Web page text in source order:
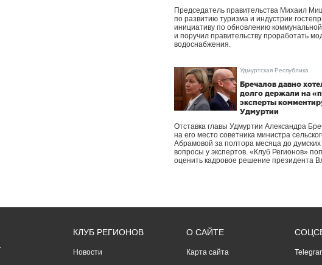
Председатель правительства Михаил
по развитию туризма и индустрии
инициативу по обновлению
и поручил правительству проработать
водоснабжения.
Удмуртская Республика
Бречалов давно
долго держали на
эксперты
Удмуртии
Отставка главы Удмуртии Александра
на его место советника министра
Абрамовой за полтора месяца до
вопросы у экспертов. «Клуб Регионов»
оценить кадровое решение президента
КЛУБ РЕГИОНОВ
Новости
О САЙТЕ
Карта сайта